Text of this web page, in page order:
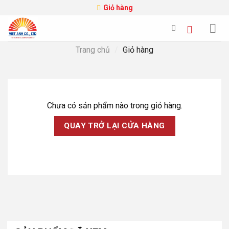
content
Giỏ hàng
Trang chủ Giỏ hàng
Chưa có sản phẩm nào trong giỏ hàng.
QUAY TRỞ LẠI CỬA HÀNG